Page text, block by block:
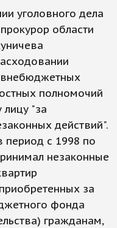
уголовного дела
области
внебюджетных
полномочий
"за
действий".
период с 1998 по
незаконные
за
фонда
гражданам,